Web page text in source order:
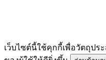
เว็บไซต์นี้ใช้คุกกี้เพื่อวัตถุปร